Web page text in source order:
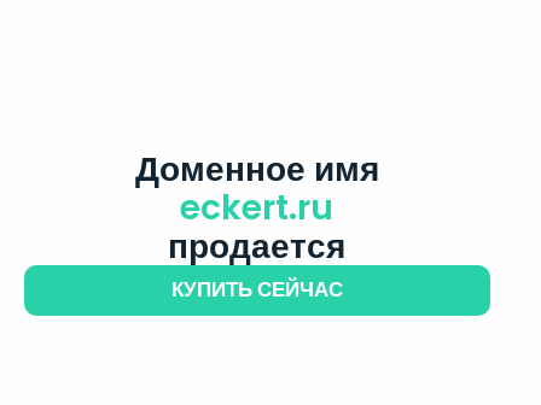
Доменное имя
eckert.ru
продается
КУПИТЬ СЕЙЧАС